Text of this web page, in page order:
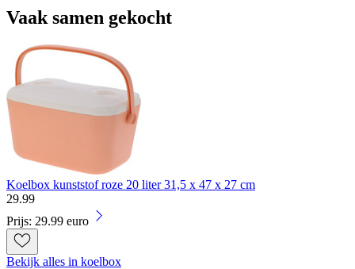
Vaak samen gekocht
Koelbox kunststof roze 20 liter 31,5 x 47 x 27 cm
29.99
Prijs: 29.99 euro
Bekijk alles in koelbox